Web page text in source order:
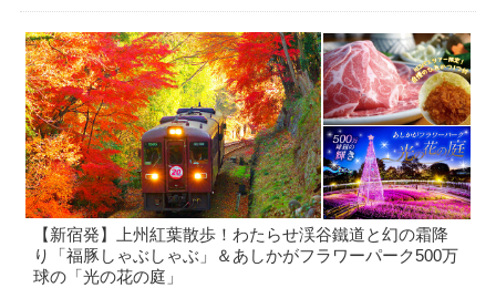
【新宿発】上州紅葉散歩！わたらせ渓谷鐵道と幻の霜降
り「福豚しゃぶしゃぶ」＆あしかがフラワーパーク500万
球の「光の花の庭」